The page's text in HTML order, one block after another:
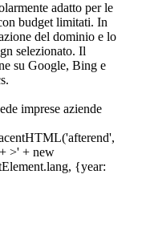
adatto per le
budget limitati. In
del dominio e lo
selezionato. Il
su Google, Bing e